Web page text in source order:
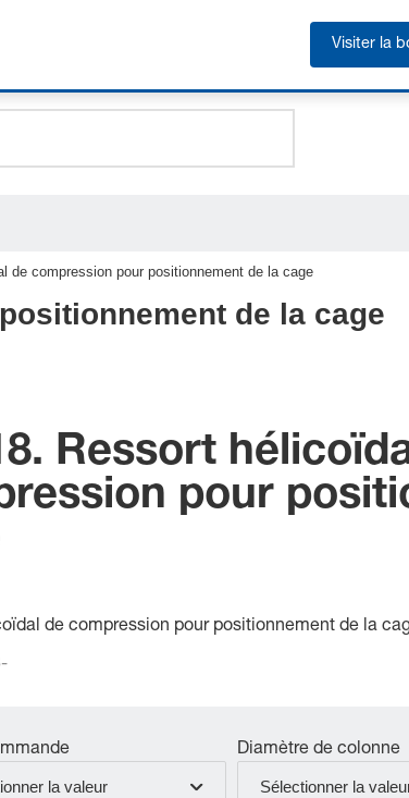
de compression pour positionnement de la cage
de la cage
Ressort
pour
de compression pour positionnement de la
la valeur
Diamètre de colonne
Sélectionner la
Visiter la